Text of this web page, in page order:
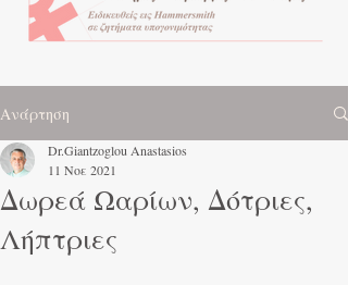
Ανάρτηση
Δωρεά Ωαρίων, Δότριες,
Λήπτριες
Dr.Giantzoglou Anastasios
11 Νοε 2021